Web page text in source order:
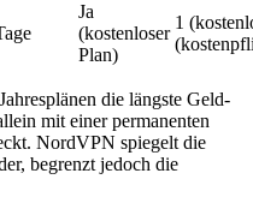
Ja
(kostenloser
Plan)
1
die längste Geld-
mit einer permanenten
NordVPN spiegelt die
begrenzt jedoch die